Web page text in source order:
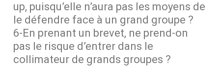
up, puisqu’elle n’aura pas les moyens de
le défendre face à un grand groupe ?
6-En prenant un brevet, ne prend-on
pas le risque d’entrer dans le
collimateur de grands groupes ?